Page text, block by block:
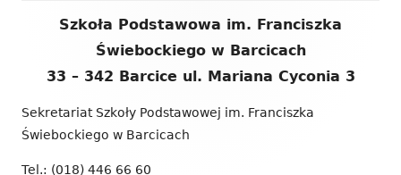
Zawartość
Szkoła Podstawowa im. Franciszka
Świebockiego w Barcicach
33 – 342 Barcice ul. Mariana Cyconia 3
Sekretariat Szkoły Podstawowej im. Franciszka
Świebockiego w Barcicach
Tel.: (018) 446 66 60